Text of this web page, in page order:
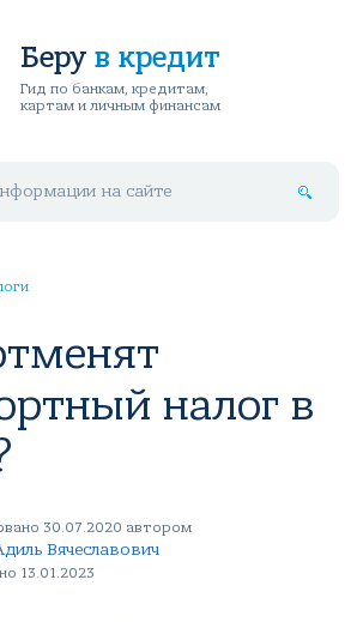
Беру в кредит
Гид по банкам, кредитам,
картам и личным финансам
налог в
30.07.2020 автором
Вячеславович
13.01.2023